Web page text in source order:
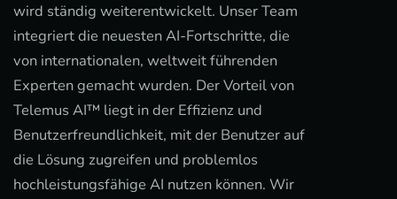
wird ständig weiterentwickelt. Unser Team
integriert die neuesten AI-Fortschritte, die
von internationalen, weltweit führenden
Experten gemacht wurden. Der Vorteil von
Telemus AI™ liegt in der Effizienz und
Benutzerfreundlichkeit, mit der Benutzer auf
die Lösung zugreifen und problemlos
hochleistungsfähige AI nutzen können. Wir